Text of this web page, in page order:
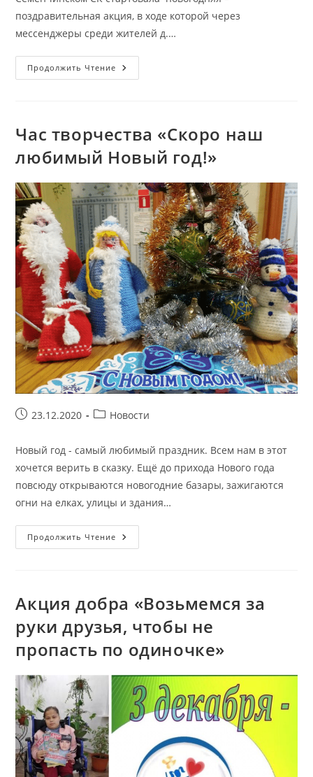
поздравительная акция, в ходе которой через
мессенджеры среди жителей д.…
Продолжить Чтение Развлекательная
Пауза
Круг…»
Час творчества «Скоро наш
любимый Новый год!»
Запись23.12.2020
Рубрика
Новости
Новый год - самый любимый праздник. Всем нам в этот
хочется верить в сказку. Ещё до прихода Нового года
повсюду открываются новогодние базары, зажигаются
огни на елках, улицы и здания…
Продолжить Чтение Час
Творчества
Акция добра «Возьмемся за
руки друзья, чтобы не
пропасть по одиночке»